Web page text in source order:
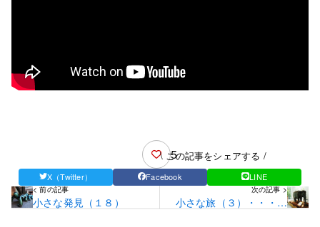
5
\ この記事をシェアする /
X（Twitter） Facebook LINE
< 前の記事
小さな発見（１８）
次の記事 >
小さな旅（３）・・・港
区